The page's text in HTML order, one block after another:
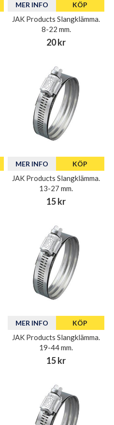
MER INFO KÖP
JAK Products Slangklämma.
8-22 mm.
20 kr
MER INFO KÖP
JAK Products Slangklämma.
13-27 mm.
15 kr
MER INFO KÖP
JAK Products Slangklämma.
19-44 mm.
15 kr